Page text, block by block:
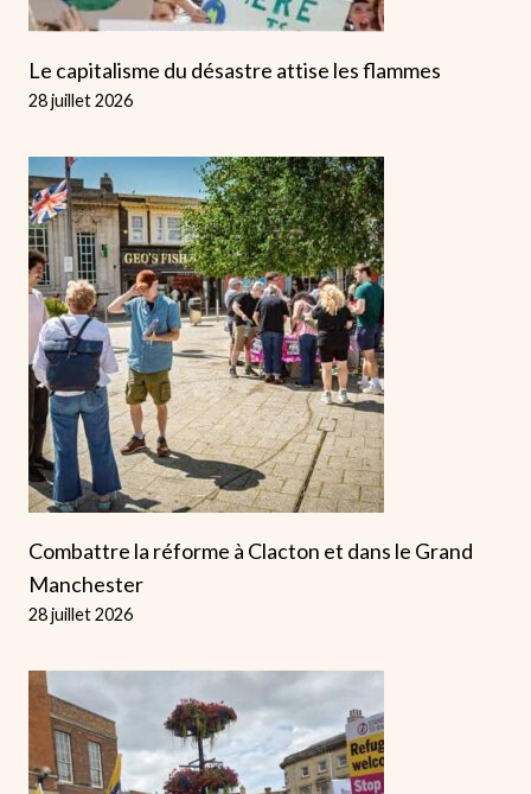
Le capitalisme du désastre attise les flammes
28 juillet 2026
Combattre la réforme à Clacton et dans le Grand
Manchester
28 juillet 2026